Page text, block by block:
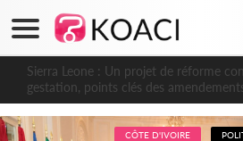
Sierra Leone : Un projet de réforme
gestation, points clés des
CÔTE D'IVOIRE